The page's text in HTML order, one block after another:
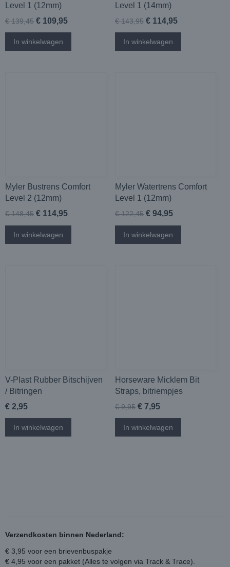
Level 1 (12mm)
€ 139,45 € 109,95
In winkelwagen
Level 1 (14mm)
€ 143,95 € 114,95
In winkelwagen
Myler Bustrens Comfort
Level 2 (12mm)
€ 148,45 € 114,95
In winkelwagen
Myler Watertrens Comfort
Level 1 (12mm)
€ 122,45 € 94,95
In winkelwagen
V-Plast Rubber Bitschijven
/ Bitringen
€ 2,95
In winkelwagen
Horseware Micklem Bit
Straps, bitriempjes
€ 9,95 € 7,95
In winkelwagen
Verzendkosten binnen Nederland:
€ 3,95 voor een brievenbuspakje
€ 4,95 voor een pakket (Alles te volgen via Track & Trace).